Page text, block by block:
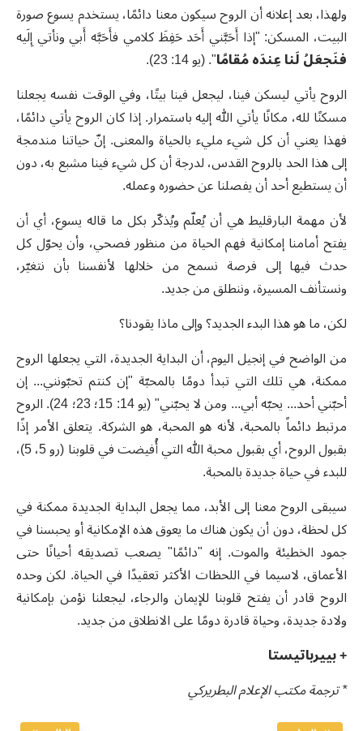
ولهذا، بعد إعلانه أن الروح سيكون معنا دائمًا، يستخدم يسوع صورة
البيت، المسكن: "إذا أَحَبَّني أَحَد حَفِظَ كلامي فأَحَبَّه أَبي ونأتي إِلَيه
فنَجعَلُ لَنا عِندَه مُقامًا". (يو 14: 23).
الروح يأتي ليسكن فينا، ليجعل فينا بيتًا، وفي الوقت نفسه يجعلنا
مسكنًا لله، مكانًا يأتي الله إليه باستمرار. إذا كان الروح يأتي دائمًا،
فهذا يعني أن كل شيء مليء بالحياة والمعنى. إنّ حياتنا مندمجة
إلى هذا الحد بالروح القدس، لدرجة أن كل شيء فينا مشبع به، دون
أن يستطيع أحد أن يفصلنا عن حضوره وعمله.
لأن مهمة البارقليط هي أن يُعلّم ويُذكّر بكل ما قاله يسوع، أي أن
يفتح أمامنا إمكانية فهم الحياة من منظور فصحي، وأن يحوّل كل
حدث فيها إلى فرصة نسمح من خلالها لأنفسنا بأن نتغيّر،
ونستأنف المسيرة، وننطلق من جديد.
لكن، ما هو هذا البدء الجديد؟ وإلى ماذا يقودنا؟
من الواضح في إنجيل اليوم، أن البداية الجديدة، التي يجعلها الروح
ممكنة، هي تلك التي تبدأ دومًا بالمحبّة "إن كنتم تحبّونني... إن
أحبّني أحد... يحبّه أبي... ومن لا يحبّني" (يو 14: 15؛ 23؛ 24). الروح
مرتبط دائماً بالمحبة، لأنه هو المحبة، هو الشركة. يتعلق الأمر إذًا
بقبول الروح، أي بقبول محبة الله التي أُفيضت في قلوبنا (رو 5، 5)،
للبدء في حياة جديدة بالمحبة.
سيبقى الروح معنا إلى الأبد، مما يجعل البداية الجديدة ممكنة في
كل لحظة، دون أن يكون هناك ما يعوق هذه الإمكانية أو يحبسنا في
جمود الخطيئة والموت. إنه "دائمًا" يصعب تصديقه أحيانًا حتى
الأعماق، لاسيما في اللحظات الأكثر تعقيدًا في الحياة. لكن وحده
الروح قادر أن يفتح قلوبنا للإيمان والرجاء، ليجعلنا نؤمن بإمكانية
ولادة جديدة، وحياة قادرة دومًا على الانطلاق من جديد.
+ بييرباتيستا
* ترجمة مكتب الإعلام البطريركي